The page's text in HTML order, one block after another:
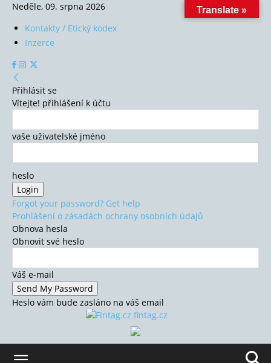
Neděle, 09. srpna 2026
Kontakty / Etický kodex
Inzerce
Přihlásit se
Vítejte! přihlášení k účtu
vaše uživatelské jméno
heslo
Forgot your password? Get help
Prohlášení o zásadách ochrany osobních údajů
Obnova hesla
Obnovit své heslo
Váš e-mail
Heslo vám bude zasláno na váš email
fintag.cz
Translate »